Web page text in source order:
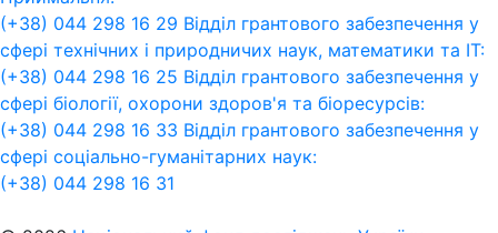
(+38) 044 298 16 29 Відділ грантового забезпечення у
сфері технічних і природничих наук, математики та ІТ:
(+38) 044 298 16 25 Відділ грантового забезпечення у
сфері біології, охорони здоров'я та біоресурсів:
(+38) 044 298 16 33 Відділ грантового забезпечення у
сфері соціально-гуманітарних наук:
(+38) 044 298 16 31